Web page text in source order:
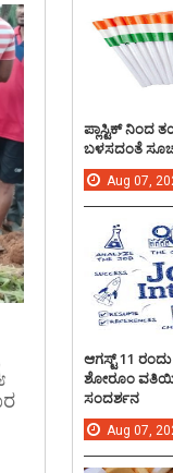
ಪ್ಲಾಸ್ಟಿಕ್ ನಿಂದ
ಬಳಸದಂತೆ
Aug 07,
ಆಗಸ್ಟ್ 11
ಶೋರೂಂ
ಸಂದರ್ಶನ
Aug 07,